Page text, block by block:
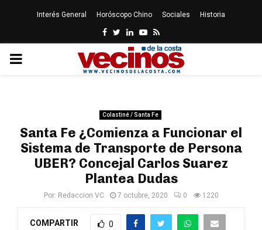
Interés General Horóscopo Chino Sociales Historia
Facebook
Twitter
LinkedinYoutube
Rss
PRIMARY
Colastiné / Santa Fe
Santa Fe ¿Comienza a Funcionar el
Sistema de Transporte de Persona
UBER? Concejal Carlos Suarez
Plantea Dudas
Por: Redaccion VC 7 octubre, 2020 0 1220
COMPARTIR 0